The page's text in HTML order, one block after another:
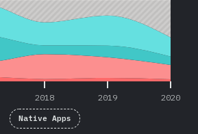
2018 2019 2020
Native Apps